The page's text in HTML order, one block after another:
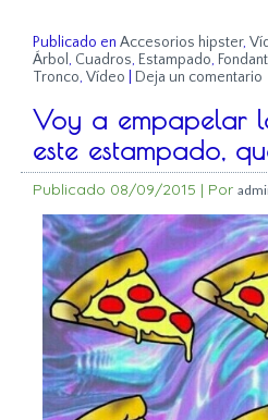
Publicado en Accesorios hipster,
Árbol , Cuadros, Estampado, Fondant
Tronco,Vídeo Deja un comentario
Voy a empapelar
este estampado,
Publicado 08/09/2015 | Por